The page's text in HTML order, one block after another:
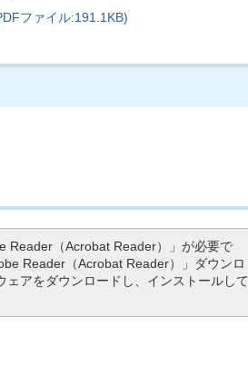
ファイル:191.1KB)
Reader（Acrobat Reader）」が必要で
Reader（Acrobat Reader）」ダウンロ
アをダウンロードし、インストールして